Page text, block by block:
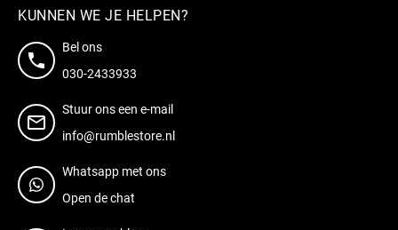
KUNNEN WE JE HELPEN?
Bel ons
030-2433933
Stuur ons een e-mail
info@rumblestore.nl
Whatsapp met ons
Open de chat